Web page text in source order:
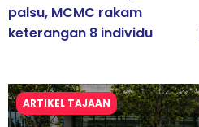
palsu, MCMC rakam
keterangan 8 individu
ARTIKEL TAJAAN